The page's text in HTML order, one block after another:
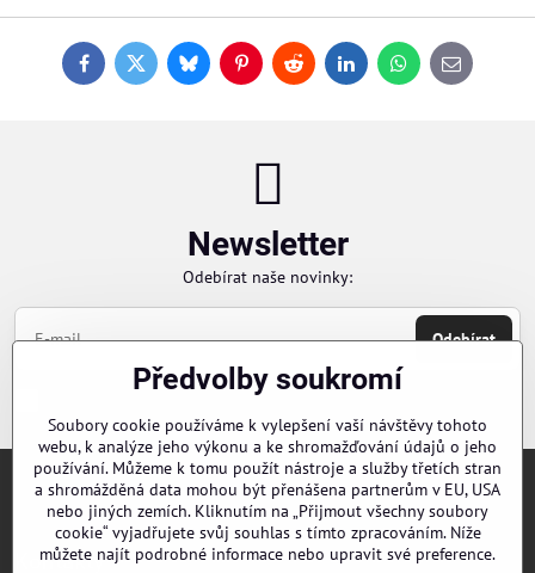
FacebookTwitterBlueskyPinterestReddit LinkedInWhatsApp
E-
mail
Newsletter
Odebírat naše novinky:
Odebírat
Chci se přihlásit k odběru novinek e-mailem
Objednávky
Kontakty
Předvolby soukromí
Soubory cookie používáme k vylepšení vaší návštěvy tohoto
webu, k analýze jeho výkonu a ke shromažďování údajů o jeho
používání. Můžeme k tomu použít nástroje a služby třetích stran
a shromážděná data mohou být přenášena partnerům v EU, USA
nebo jiných zemích. Kliknutím na „Přijmout všechny soubory
cookie“ vyjadřujete svůj souhlas s tímto zpracováním. Níže
můžete najít podrobné informace nebo upravit své preference.